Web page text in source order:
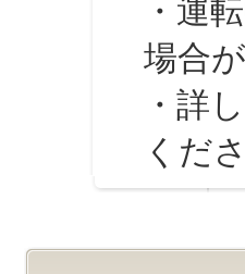
・運転
場合
・詳し
くだ